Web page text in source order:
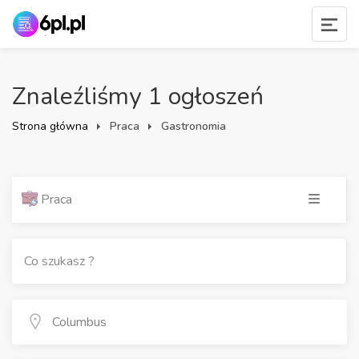
Znaleźliśmy 1 ogłoszeń
Strona główna Praca Gastronomia
Praca